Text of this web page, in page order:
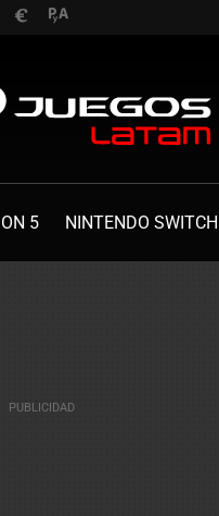
5 NINTENDO SWITCH